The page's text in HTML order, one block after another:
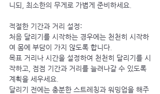
니되, 최소한의 무게로 가볍게 준비하세요.
적절한 기간과 거리 설정:
처음 달리기를 시작하는 경우에는 천천히 시작하
여 몸에 부담이 가지 않도록 합니다.
목표 거리나 시간을 설정하여 천천히 달리기를 시
작하고, 점점 기간과 거리를 늘려나갈 수 있도록
계획을 세우세요.
달리기 전에는 충분한 스트레칭과 워밍업을 해주